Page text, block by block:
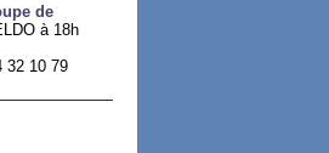
de
à 18h
32 10 79